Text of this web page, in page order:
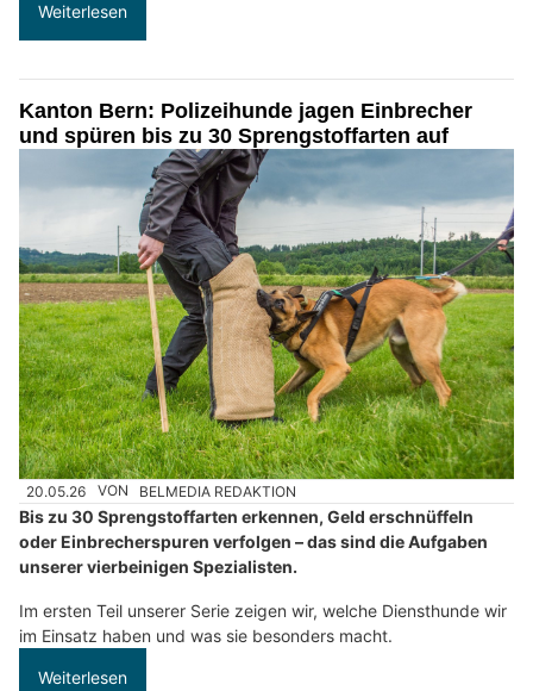
Weiterlesen
Kanton Bern: Polizeihunde jagen Einbrecher
und spüren bis zu 30 Sprengstoffarten auf
20.05.26 VON BELMEDIA REDAKTION
Bis zu 30 Sprengstoffarten erkennen, Geld erschnüffeln
oder Einbrecherspuren verfolgen – das sind die Aufgaben
unserer vierbeinigen Spezialisten.
Im ersten Teil unserer Serie zeigen wir, welche Diensthunde wir
im Einsatz haben und was sie besonders macht.
Weiterlesen